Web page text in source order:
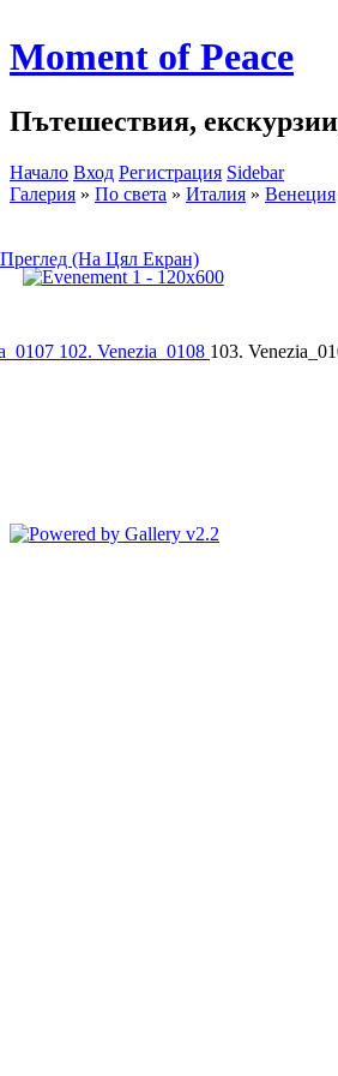
Moment of Peace
Пътешествия,
Начало Вход Регистрация Sidebar
Галерия » По света » Италия » Венеция
Преглед (На Цял Екран)
102. Venezia_0108 103.